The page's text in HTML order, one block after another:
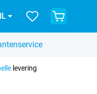
levering